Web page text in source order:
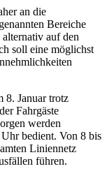
an die
Bereiche
auf den
soll eine möglichst
8. Januar trotz
Fahrgäste
werden
bedient. Von 8 bis
Liniennetz
führen.